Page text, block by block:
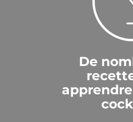
De